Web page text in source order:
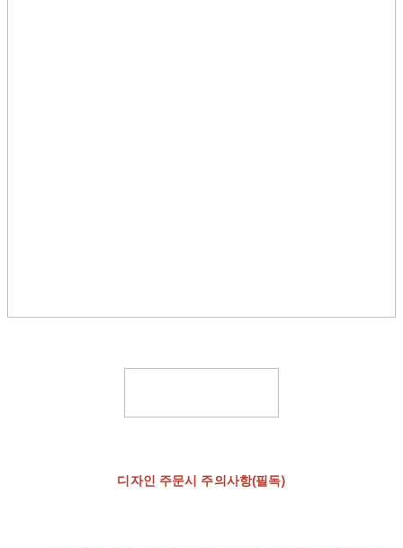
디자인 주문시 주의사항(필독)